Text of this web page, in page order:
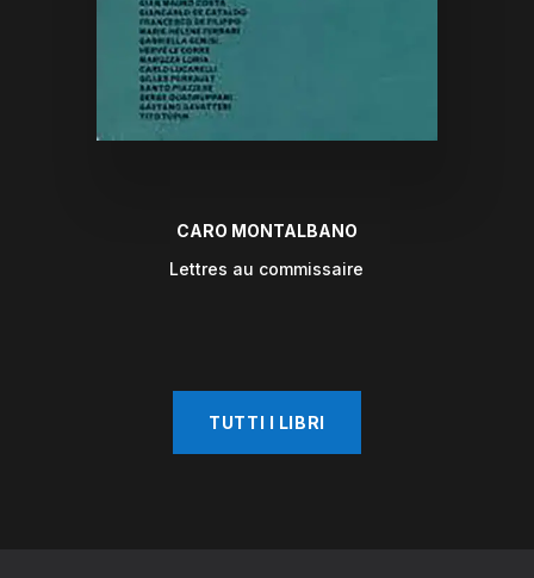
CARO MONTALBANO
Lettres au commissaire
TUTTI I LIBRI